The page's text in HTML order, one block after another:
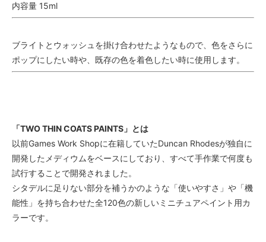
内容量 15ml
ブライトとウォッシュを掛け合わせたようなもので、色をさらに
ポップにしたい時や、既存の色を着色したい時に使用します。
「TWO THIN COATS PAINTS」とは
以前Games Work Shopに在籍していたDuncan Rhodesが独自に
開発したメディウムをベースにしており、すべて手作業で何度も
試行することで開発されました。
シタデルに足りない部分を補うかのような「使いやすさ」や「機
能性」を持ち合わせた全120色の新しいミニチュアペイント用カ
ラーです。